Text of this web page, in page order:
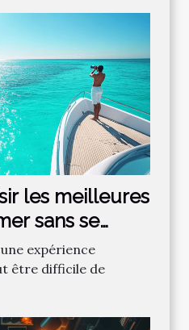
les meilleures
sans se
expérience
être difficile de